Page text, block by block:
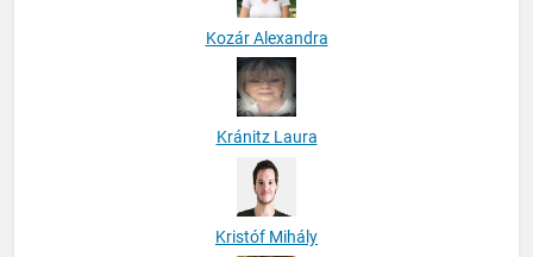
Kozár Alexandra
Kránitz Laura
Kristóf Mihály